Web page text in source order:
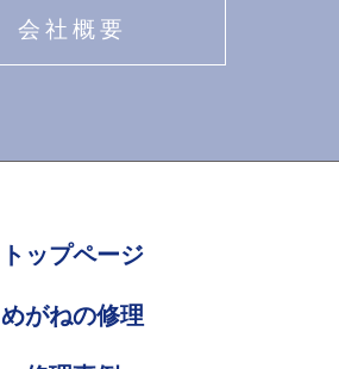
会社概要
トップページ
めがねの修理